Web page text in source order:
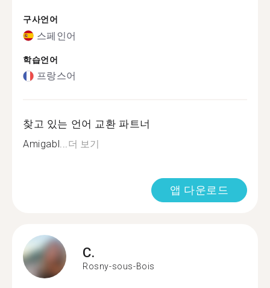
구사언어
스페인어
학습언어
프랑스어
찾고 있는 언어 교환 파트너
Amigabl...더 보기
앱 다운로드
C.
Rosny-sous-Bois